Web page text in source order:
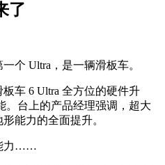
了
个 Ultra，是一辆滑板车。
车 6 Ultra 全方位的硬件升
。台上的产品经理强调，超大
能力的全面提升。
力……